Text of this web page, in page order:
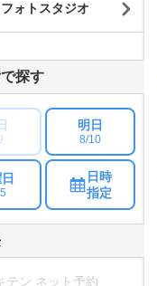
ォトスタジオ
で探す
明日
8/10
日時
指定
テン ネット予約